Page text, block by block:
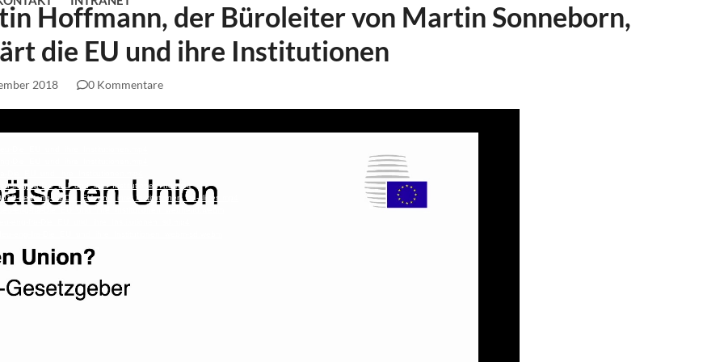
Hoffmann, der Büroleiter von Martin Sonneborn,
die EU und ihre Institutionen
2018 0 Kommentare